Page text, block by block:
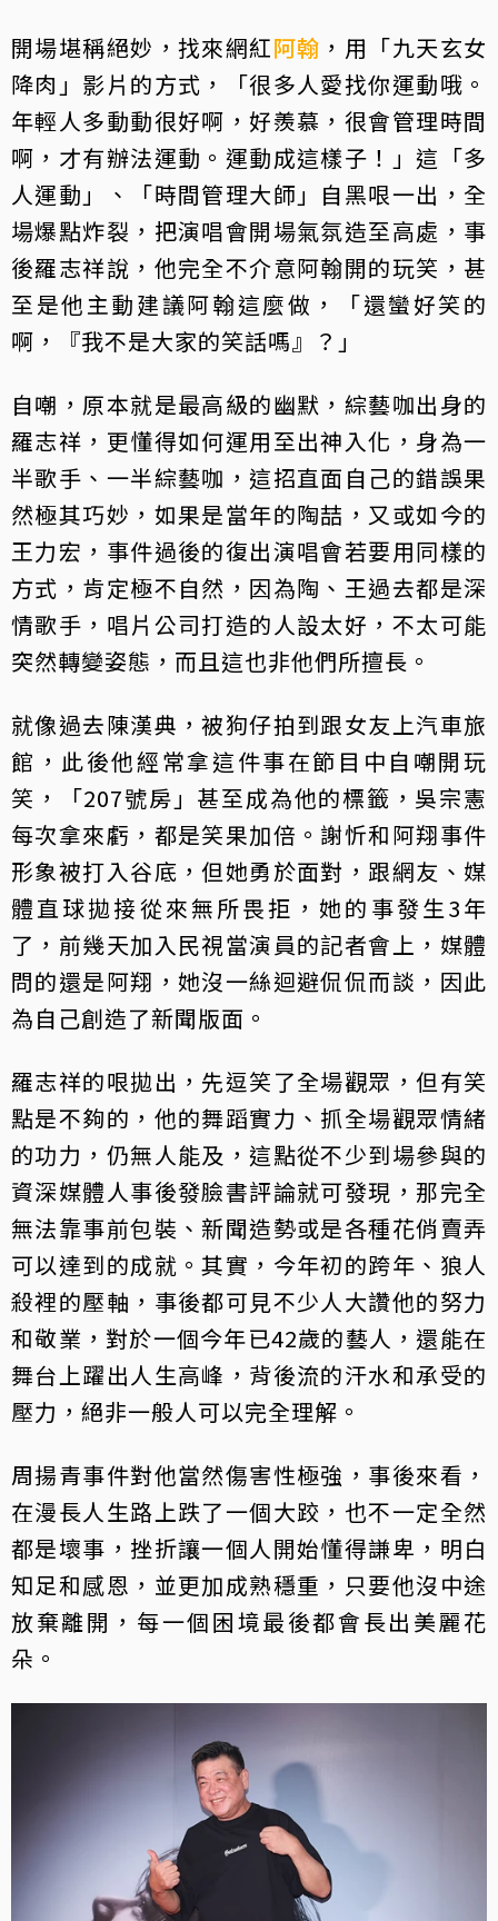
開場堪稱絕妙，找來網紅阿翰 ，用「九天玄女
降肉」影片的方式，「很多人愛找你運動哦。
年輕人多動動很好啊，好羨慕，很會管理時間
啊，才有辦法運動。運動成這樣子！」這「多
人運動」、「時間管理大師」自黑哏一出，全
場爆點炸裂，把演唱會開場氣氛造至高處，事
後羅志祥說，他完全不介意阿翰開的玩笑，甚
至是他主動建議阿翰這麼做，「還蠻好笑的
啊，『我不是大家的笑話嗎』？」
自嘲，原本就是最高級的幽默，綜藝咖出身的
羅志祥，更懂得如何運用至出神入化，身為一
半歌手、一半綜藝咖，這招直面自己的錯誤果
然極其巧妙，如果是當年的陶喆，又或如今的
王力宏，事件過後的復出演唱會若要用同樣的
方式，肯定極不自然，因為陶、王過去都是深
情歌手，唱片公司打造的人設太好，不太可能
突然轉變姿態，而且這也非他們所擅長。
就像過去陳漢典，被狗仔拍到跟女友上汽車旅
館，此後他經常拿這件事在節目中自嘲開玩
笑，「207號房」甚至成為他的標籤，吳宗憲
每次拿來虧，都是笑果加倍。謝忻和阿翔事件
形象被打入谷底，但她勇於面對，跟網友、媒
體直球拋接從來無所畏拒，她的事發生3年
了，前幾天加入民視當演員的記者會上，媒體
問的還是阿翔，她沒一絲迴避侃侃而談，因此
為自己創造了新聞版面。
羅志祥的哏拋出，先逗笑了全場觀眾，但有笑
點是不夠的，他的舞蹈實力、抓全場觀眾情緒
的功力，仍無人能及，這點從不少到場參與的
資深媒體人事後發臉書評論就可發現，那完全
無法靠事前包裝、新聞造勢或是各種花俏賣弄
可以達到的成就。其實，今年初的跨年、狼人
殺裡的壓軸，事後都可見不少人大讚他的努力
和敬業，對於一個今年已42歲的藝人，還能在
舞台上躍出人生高峰，背後流的汗水和承受的
壓力，絕非一般人可以完全理解。
周揚青事件對他當然傷害性極強，事後來看，
在漫長人生路上跌了一個大跤，也不一定全然
都是壞事，挫折讓一個人開始懂得謙卑，明白
知足和感恩，並更加成熟穩重，只要他沒中途
放棄離開，每一個困境最後都會長出美麗花
朵。